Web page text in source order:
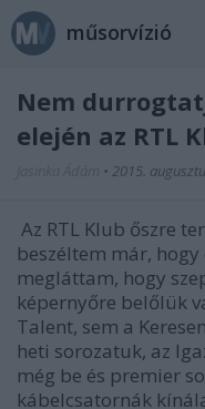
műsorvízió
Nem
elején az RTL
• 2015.
Az RTL Klub őszre
beszéltem már,
megláttam, hogy
képernyőre belőlük
Talent, sem a
heti sorozatuk, az
még be és premier
kábelcsatornák